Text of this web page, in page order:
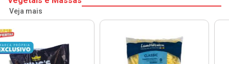
Veja mais